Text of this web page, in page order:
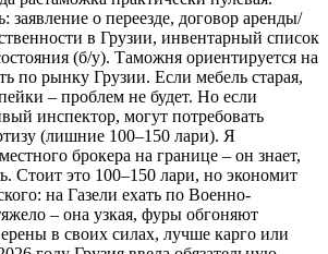
заявление о переезде, договор аренды/
в Грузии, инвентарный список
(б/у). Таможня ориентируется на
по рынку Грузии. Если мебель старая,
– проблем не будет. Но если
инспектор, могут потребовать
(лишние 100–150 лари). Я
брокера на границе – он знает,
Стоит это 100–150 лари, но экономит
на Газели ехать по Военно-
– она узкая, фуры обгоняют
в своих силах, лучше карго или